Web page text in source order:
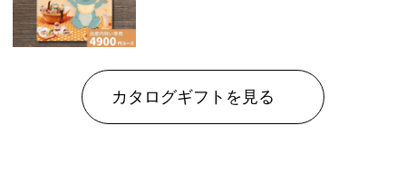
カタログギフトを見る